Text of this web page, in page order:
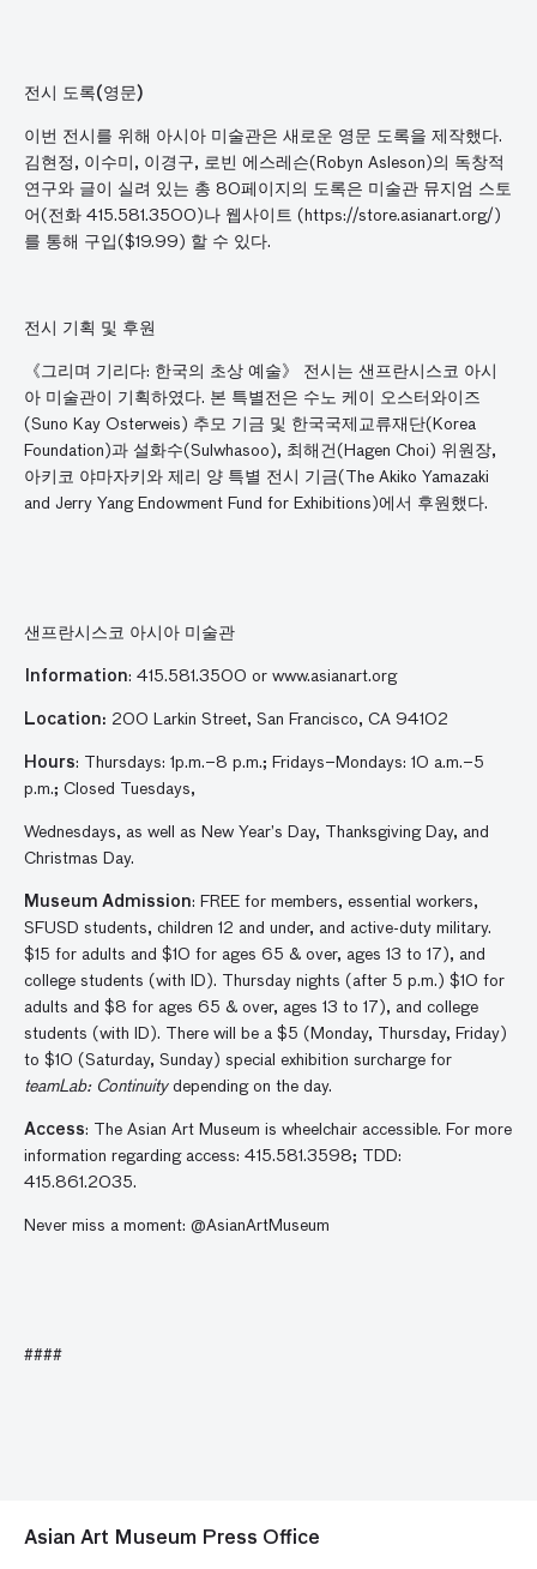
전시 도록( 영문 )
이번 전시를 위해 아시아 미술관은 새로운 영문 도록을 제작했다.
김현정, 이수미, 이경구, 로빈 에스레슨(Robyn Asleson)의 독창적
연구와 글이 실려 있는 총 80페이지의 도록은 미술관 뮤지엄 스토
어(전화 415.581.3500)나 웹사이트 (https://store.asianart.org/)
를 통해 구입($19.99) 할 수 있다.
전시 기획 및 후원
《그리며 기리다: 한국의 초상 예술》 전시는 샌프란시스코 아시
아 미술관이 기획하였다. 본 특별전은 수노 케이 오스터와이즈
(Suno Kay Osterweis) 추모 기금 및 한국국제교류재단(Korea
Foundation)과 설화수(Sulwhasoo), 최해건(Hagen Choi) 위원장,
아키코 야마자키와 제리 양 특별 전시 기금(The Akiko Yamazaki
and Jerry Yang Endowment Fund for Exhibitions)에서 후원했다.
샌프란시스코 아시아 미술관
Information: 415.581.3500 or www.asianart.org
Location: 200 Larkin Street, San Francisco, CA 94102
Hours: Thursdays: 1p.m.–8 p.m.; Fridays–Mondays: 10 a.m.–5
p.m.; Closed Tuesdays,
Wednesdays, as well as New Year’s Day, Thanksgiving Day, and
Christmas Day.
Museum Admission: FREE for members, essential workers,
SFUSD students, children 12 and under, and active-duty military.
$15 for adults and $10 for ages 65 & over, ages 13 to 17), and
college students (with ID). Thursday nights (after 5 p.m.) $10 for
adults and $8 for ages 65 & over, ages 13 to 17), and college
students (with ID). There will be a $5 (Monday, Thursday, Friday)
to $10 (Saturday, Sunday) special exhibition surcharge for
teamLab: Continuitydepending on the day.
Access: The Asian Art Museum is wheelchair accessible. For more
information regarding access: 415.581.3598; TDD:
415.861.2035.
Never miss a moment: @AsianArtMuseum
####
Asian Art Museum Press Office